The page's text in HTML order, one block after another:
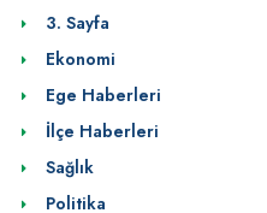
3. Sayfa
Ekonomi
Ege Haberleri
İlçe Haberleri
Sağlık
Politika